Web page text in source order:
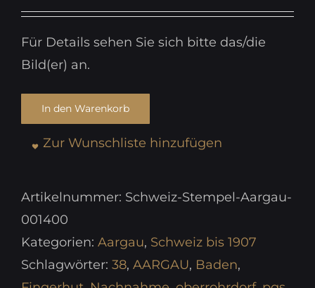
Für Details sehen Sie sich bitte das/die
Bild(er) an.
In den Warenkorb
Zur Wunschliste hinzufügen
Artikelnummer: Schweiz-Stempel-Aargau-
001400
Kategorien: Aargau, Schweiz bis 1907
Schlagwörter: 38, AARGAU, Baden,